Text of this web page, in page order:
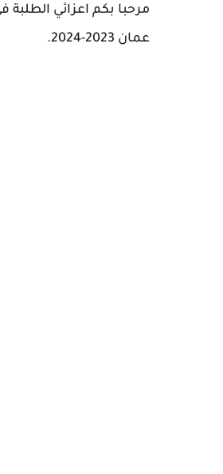
مرحبا بكم اعزائي
عمان 2023-2024.